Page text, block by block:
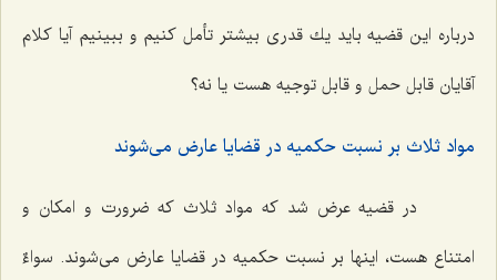
درباره این قضیه باید یك قدرى بیشتر تأمل كنیم و ببینیم آیا كلام
آقایان قابل حمل و قابل توجیه هست یا نه؟
مواد ثلاث بر نسبت حكمیه در قضایا عارض مى‌شوند
در قضیه عرض شد كه مواد ثلاث كه ضرورت و امكان و
امتناع هست، اینها بر نسبت حكمیه در قضایا عارض مى‌شوند. سواءٌ